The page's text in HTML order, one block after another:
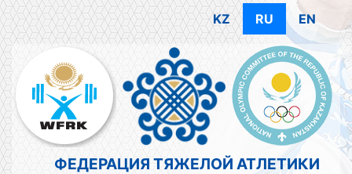
KZ RU EN
ФЕДЕРАЦИЯ ТЯЖЕЛОЙ АТЛЕТИКИ